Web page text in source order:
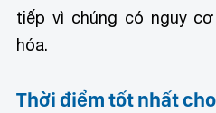
tiếp vì chúng có nguy
hóa.
Thời điểm tốt nhất